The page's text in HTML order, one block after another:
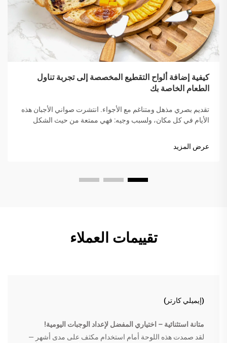
كيفية إضافة ألواح التقطيع المخصصة إلى تجربة تناول
الطعام الخاصة بك
تقديم بصري مذهل ومتناغم مع الأجواء. انتشرت صواني الأجبان هذه
الأيام في كل مكان، ولسبب وجيه: فهي ممتعة من حيث الشكل
رخامية، يشعر الطاولة بأكملها فورًا بجو أكثر دفئًا...
عرض المزيد
تقييمات العملاء
(إيميلي كارتر)
متانة استثنائية – اختياري المفضل لإعداد الوجبات اليومية!
لقد صمدت هذه اللوحة أمام استخدام مكثف على مدى أشهر —